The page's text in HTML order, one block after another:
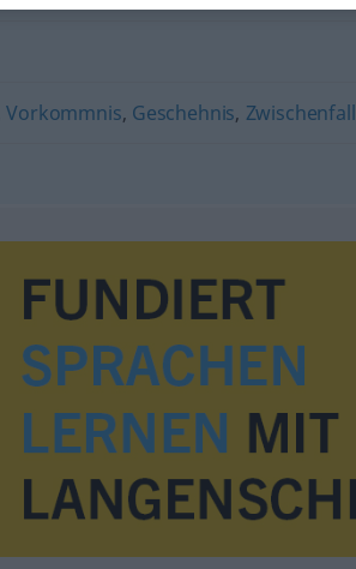
Vorkommnis, Geschehnis, Zwischenfall